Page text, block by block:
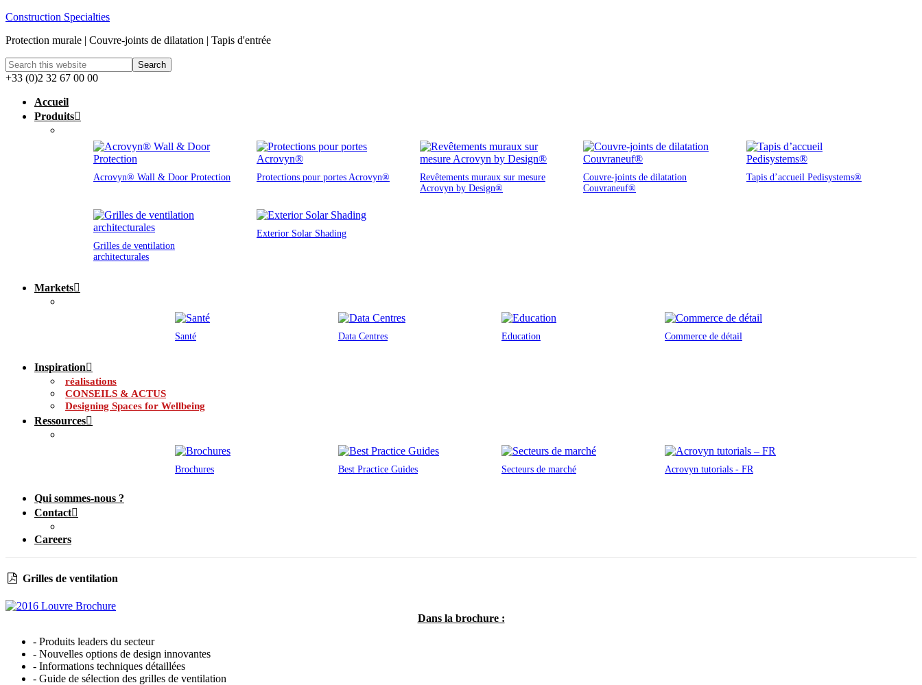
Construction Specialties
Protection murale | Couvre-joints de dilatation | Tapis d'entrée
+33 (0)2 32 67 00 00
Accueil
Produits
Acrovyn® Wall & Door Protection Protections pour portes Acrovyn®
Revêtements muraux sur mesure
Acrovyn by Design®
Couvre-joints de dilatation
Couvraneuf®
Tapis d’accueil Pedisystems®
Grilles de ventilation
architecturales
Exterior Solar Shading
Markets
Santé Data Centres Education Commerce de détail
Inspiration
réalisations
CONSEILS & ACTUS
Designing Spaces for Wellbeing
Ressources
Brochures Best Practice Guides Secteurs de marché Acrovyn tutorials - FR
Qui sommes-nous ?
Contact
Careers
Grilles de ventilation
Dans la brochure :
- Produits leaders du secteur
- Nouvelles options de design innovantes
- Informations techniques détaillées
- Guide de sélection des grilles de ventilation